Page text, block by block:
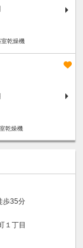
乾燥機
乾燥機
歩35分
１丁目